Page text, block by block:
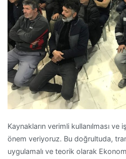
Kaynakların verimli kullanılması ve
önem veriyoruz. Bu doğrultuda,
uygulamalı ve teorik olarak